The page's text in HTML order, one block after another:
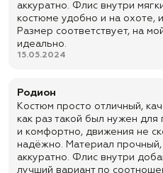
✅ Утяжки по низу куртки
✅ Капюшон с козырьком
✅ Регулировка капюшона по
✅ 2 кармана с клапаном на
✅ 2 кармана на рукавах с
✅ 1 внутренний карман на
аккуратно. Флис внутри
костюме удобно и на охоте,
Размер соответствует, на
идеально.
15.05.2024
Родион
Костюм просто отличный,
как раз такой был нужен
и комфортно, движения не
надёжно. Материал
аккуратно. Флис внутри
лучший вариант по